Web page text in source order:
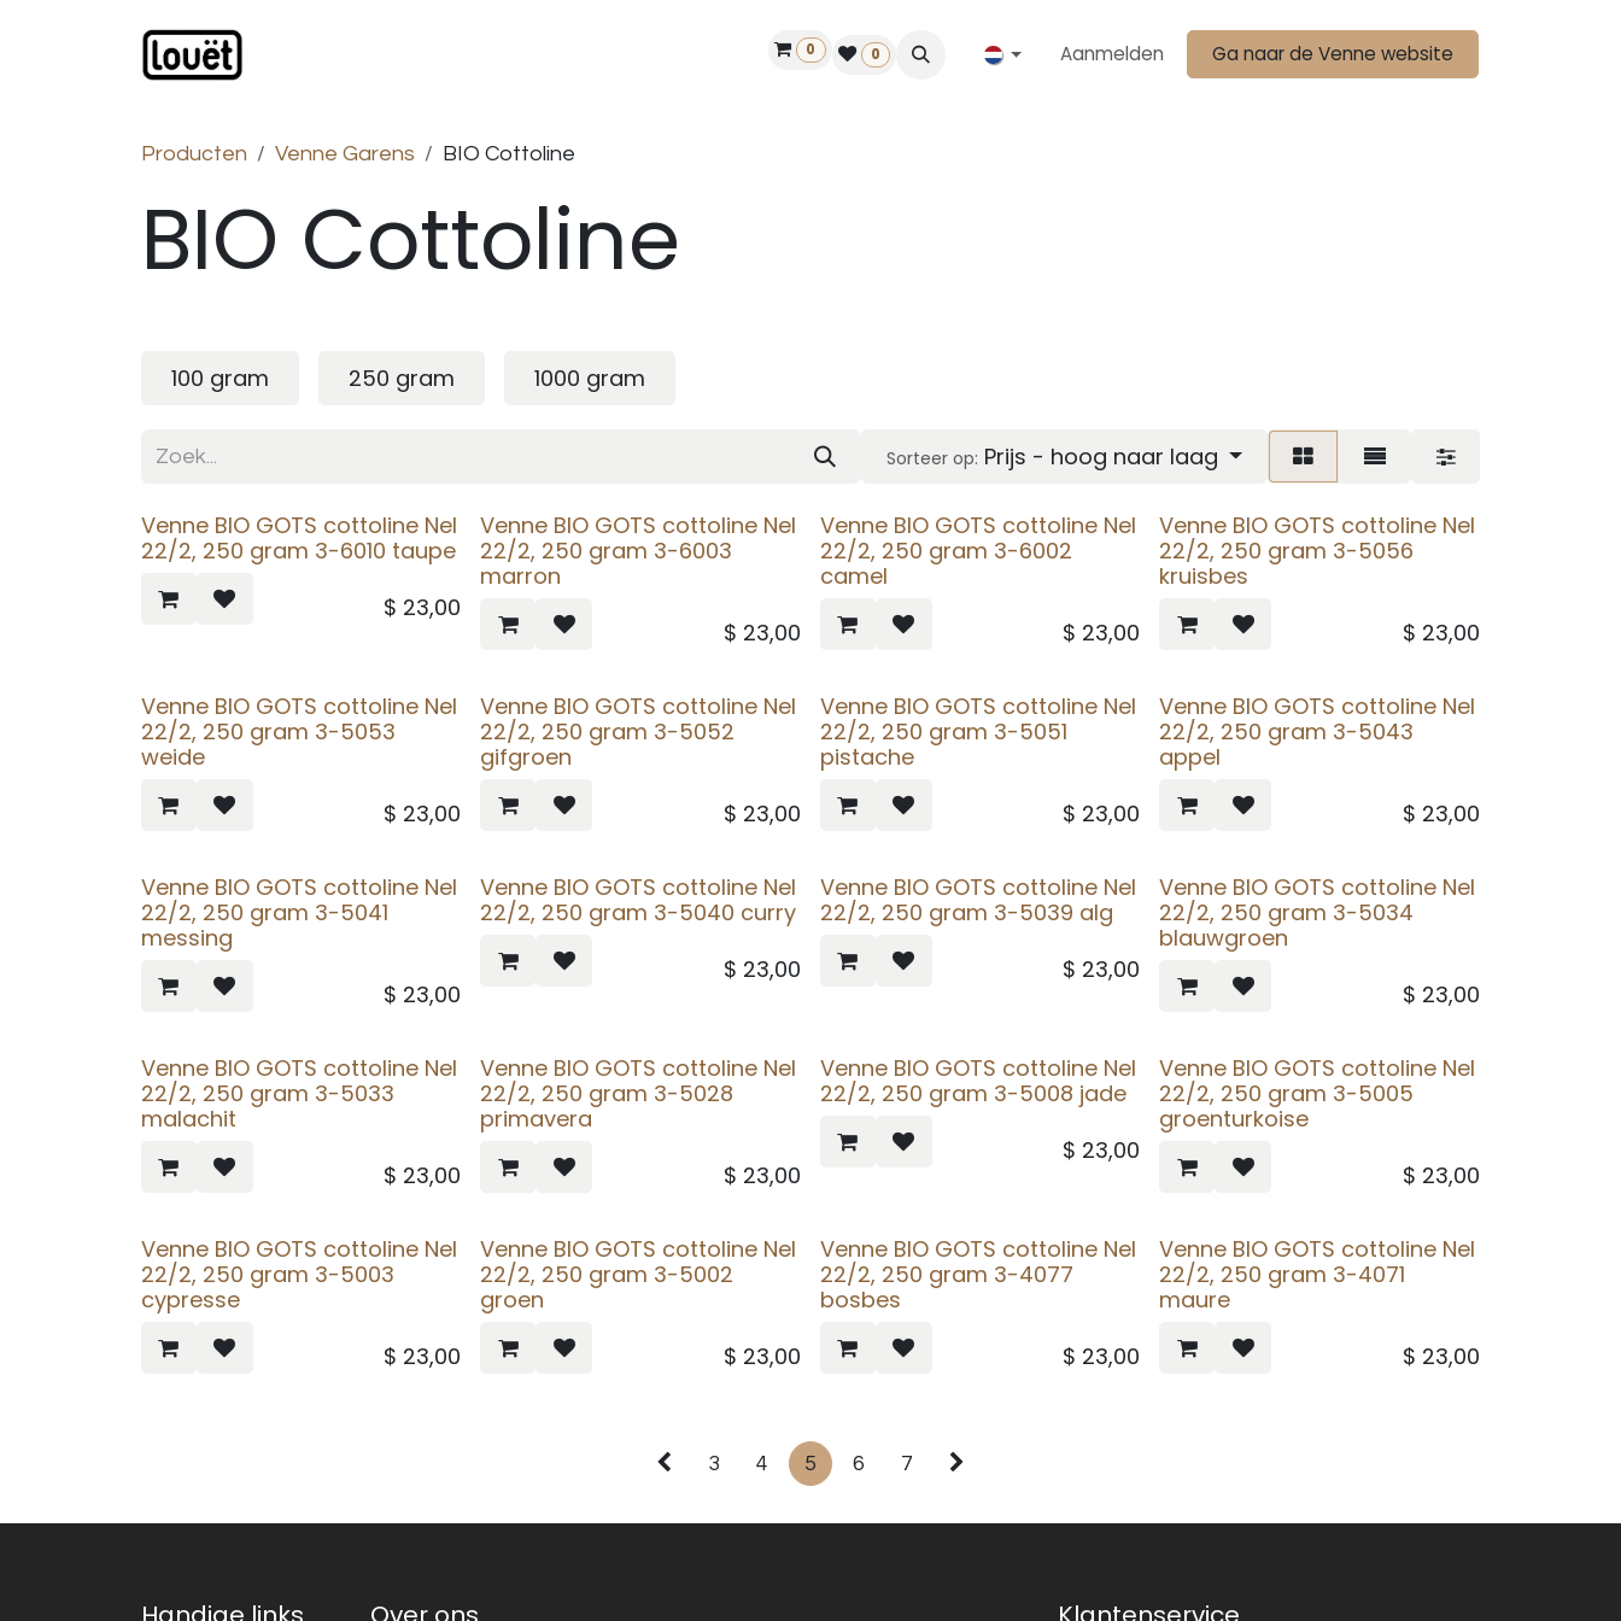
Vind een dealer
0 0 Aanmelden Ga naar de Venne website
Producten Venne Garens BIO Cottoline
BIO Cottoline
100 gram 250 gram 1000 gram
Sorteer op: Prijs - hoog naar laag
Venne BIO GOTS cottoline Nel
22/2, 250 gram 3-6010 taupe
$ 23,00
Venne BIO GOTS cottoline Nel
22/2, 250 gram 3-6003
marron
$ 23,00
Venne BIO GOTS cottoline Nel
22/2, 250 gram 3-6002
camel
$ 23,00
Venne BIO GOTS cottoline Nel
22/2, 250 gram 3-5056
kruisbes
$ 23,00
Venne BIO GOTS cottoline Nel
22/2, 250 gram 3-5053
weide
$ 23,00
Venne BIO GOTS cottoline Nel
22/2, 250 gram 3-5052
gifgroen
$ 23,00
Venne BIO GOTS cottoline Nel
22/2, 250 gram 3-5051
pistache
$ 23,00
Venne BIO GOTS cottoline Nel
22/2, 250 gram 3-5043
appel
$ 23,00
Venne BIO GOTS cottoline Nel
22/2, 250 gram 3-5041
messing
$ 23,00
Venne BIO GOTS cottoline Nel
22/2, 250 gram 3-5040 curry
$ 23,00
Venne BIO GOTS cottoline Nel
22/2, 250 gram 3-5039 alg
$ 23,00
Venne BIO GOTS cottoline Nel
22/2, 250 gram 3-5034
blauwgroen
$ 23,00
Venne BIO GOTS cottoline Nel
22/2, 250 gram 3-5033
malachit
$ 23,00
Venne BIO GOTS cottoline Nel
22/2, 250 gram 3-5028
primavera
$ 23,00
Venne BIO GOTS cottoline Nel
22/2, 250 gram 3-5008 jade
$ 23,00
Venne BIO GOTS cottoline Nel
22/2, 250 gram 3-5005
groenturkoise
$ 23,00
Venne BIO GOTS cottoline Nel
22/2, 250 gram 3-5003
cypresse
$ 23,00
Venne BIO GOTS cottoline Nel
22/2, 250 gram 3-5002
groen
$ 23,00
Venne BIO GOTS cottoline Nel
22/2, 250 gram 3-4077
bosbes
$ 23,00
Venne BIO GOTS cottoline Nel
22/2, 250 gram 3-4071
maure
$ 23,00
3 4 5 6 7